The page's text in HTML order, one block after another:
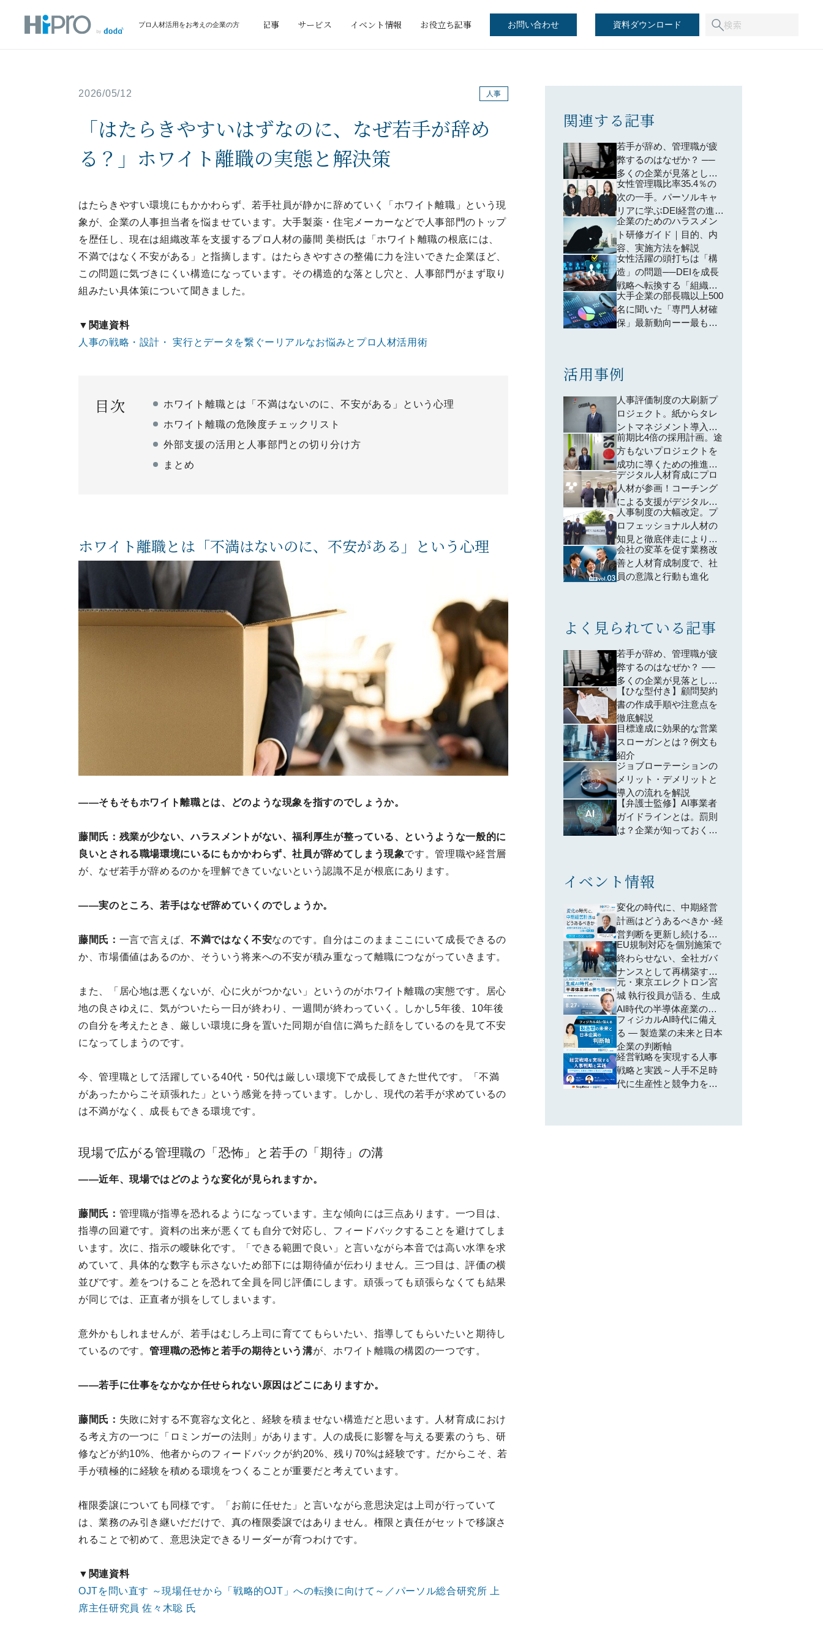
プロ人材活用をお考えの企業の方
サービス イベント情報 お役立ち記事 サービス イベント情報 お役立ち記事 お問い合わせ 資料ダウンロード
2026/05/12 人事
「はたらきやすいはずなのに、なぜ若手が辞め
る？」ホワイト離職の実態と解決策
はたらきやすい環境にもかかわらず、若手社員が静かに辞めていく「ホワイト離職」という現
象が、企業の人事担当者を悩ませています。大手製薬・住宅メーカーなどで人事部門のトップ
を歴任し、現在は組織改革を支援するプロ人材の藤間 美樹氏は「ホワイト離職の根底には、
不満ではなく不安がある」と指摘します。はたらきやすさの整備に力を注いできた企業ほど、
この問題に気づきにくい構造になっています。その構造的な落とし穴と、人事部門がまず取り
組みたい具体策について聞きました。
▼関連資料
人事の戦略・設計・ 実行とデータを繋ぐーリアルなお悩みとプロ人材活用術
目次
ホワイト離職とは「不満はないのに、不安がある」という心理
ホワイト離職の危険度チェックリスト
外部支援の活用と人事部門との切り分け方
まとめ
ホワイト離職とは「不満はないのに、不安がある」という心理
——そもそもホワイト離職とは、どのような現象を指すのでしょうか。
藤間氏：残業が少ない、ハラスメントがない、福利厚生が整っている、というような一般的に
良いとされる職場環境にいるにもかかわらず、社員が辞めてしまう現象です。管理職や経営層
が、なぜ若手が辞めるのかを理解できていないという認識不足が根底にあります。
——実のところ、若手はなぜ辞めていくのでしょうか。
藤間氏： 一言で言えば、不満ではなく不安なのです。自分はこのままここにいて成長できるの
か、市場価値はあるのか、そういう将来への不安が積み重なって離職につながっていきます。
また、「居心地は悪くないが、心に火がつかない」というのがホワイト離職の実態です。居心
地の良さゆえに、気がついたら一日が終わり、一週間が終わっていく。しかし5年後、10年後
の自分を考えたとき、厳しい環境に身を置いた同期が自信に満ちた顔をしているのを見て不安
になってしまうのです。
今、管理職として活躍している40代・50代は厳しい環境下で成長してきた世代です。「不満
があったからこそ頑張れた」という感覚を持っています。しかし、現代の若手が求めているの
は不満がなく、成長もできる環境です。
現場で広がる管理職の「恐怖」と若手の「期待」の溝
——近年、現場ではどのような変化が見られますか。
藤間氏： 管理職が指導を恐れるようになっています。主な傾向には三点あります。一つ目は、
指導の回避です。資料の出来が悪くても自分で対応し、フィードバックすることを避けてしま
います。次に、指示の曖昧化です。「できる範囲で良い」と言いながら本音では高い水準を求
めていて、具体的な数字も示さないため部下には期待値が伝わりません。三つ目は、評価の横
並びです。差をつけることを恐れて全員を同じ評価にします。頑張っても頑張らなくても結果
が同じでは、正直者が損をしてしまいます。
意外かもしれませんが、若手はむしろ上司に育ててもらいたい、指導してもらいたいと期待し
ているのです。管理職の恐怖と若手の期待という溝が、ホワイト離職の構図の一つです。
——若手に仕事をなかなか任せられない原因はどこにありますか。
藤間氏： 失敗に対する不寛容な文化と、経験を積ませない構造だと思います。人材育成におけ
る考え方の一つに「ロミンガーの法則」があります。人の成長に影響を与える要素のうち、研
修などが約10%、他者からのフィードバックが約20%、残り70%は経験です。だからこそ、若
手が積極的に経験を積める環境をつくることが重要だと考えています。
権限委譲についても同様です。「お前に任せた」と言いながら意思決定は上司が行っていて
は、業務のみ引き継いだだけで、真の権限委譲ではありません。権限と責任がセットで移譲さ
れることで初めて、意思決定できるリーダーが育つわけです。
▼関連資料
OJTを問い直す ～現場任せから「戦略的OJT」への転換に向けて～／パーソル総合研究所 上
席主任研究員 佐々木聡 氏
関連する記事
若手が辞め、管理職が疲
弊するのはなぜか？ ──
多くの企業が見落として
いる「育成設計」の問題
女性管理職比率35.4％の
次の一手。パーソルキャ
リアに学ぶDEI経営の進め
方
企業のためのハラスメン
ト研修ガイド｜目的、内
容、実施方法を解説
女性活躍の頭打ちは「構
造」の問題──DEIを成長
戦略へ転換する「組織構
造の再設計」とは
大手企業の部長職以上500
名に聞いた「専門人材確
保」最新動向ーー最も成
活用事例
人事評価制度の大刷新プ
ロジェクト。紙からタレ
ントマネジメント導入や
ジョブ型など「運用」に
魂を込めた改革―大倉工
業株式会社
前期比4倍の採用計画。途
方もないプロジェクトを
成功に導くための推進
力、そして求職者と真摯
に向き合うその姿から多
くのことを学んだ
デジタル人材育成にプロ
人材が参画！コーチング
による支援がデジタル活
用事例の増加だけでな
く、デジタル化への意識
醸成にも貢献
人事制度の大幅改定。プ
ロフェッショナル人材の
知見と徹底伴走により、
従業員モチベーションに
も貢献する新制度を構築
会社の変革を促す業務改
善と人材育成制度で、社
員の意識と行動も進化
よく見られている記事
若手が辞め、管理職が疲
弊するのはなぜか？ ──
多くの企業が見落として
いる「育成設計」の問題
【ひな型付き】顧問契約
書の作成手順や注意点を
徹底解説
目標達成に効果的な営業
スローガンとは？例文も
紹介
ジョブローテーションの
メリット・デメリットと
導入の流れを解説
【弁護士監修】AI事業者
ガイドラインとは。罰則
は？企業が知っておくべ
イベント情報
変化の時代に、中期経営
計画はどうあるべきか -経
営判断を更新し続ける企
業の共通点-
EU規制対応を個別施策で
終わらせない、全社ガバ
ナンスとして再構築する
方法 ―個別対応から脱却
し、規制横断で共通領域
を再編するための全社設
計―
元・東京エレクトロン宮
城 執行役員が語る、生成
AI時代の半導体産業の勝
ち筋とは？ ~AI特需に踊
らされない、投資・SCM
の判断軸~
フィジカルAI時代に備え
る ― 製造業の未来と日本
企業の判断軸
経営戦略を実現する人事
戦略と実践～人手不足時
代に生産性と競争力を高